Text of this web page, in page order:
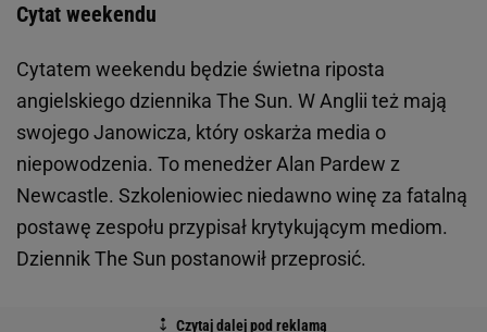
Cytat weekendu
Cytatem weekendu będzie świetna riposta
angielskiego dziennika The Sun. W Anglii też mają
swojego Janowicza, który oskarża media o
niepowodzenia. To menedżer Alan Pardew z
Newcastle. Szkoleniowiec niedawno winę za fatalną
postawę zespołu przypisał krytykującym mediom.
Dziennik The Sun postanowił przeprosić.